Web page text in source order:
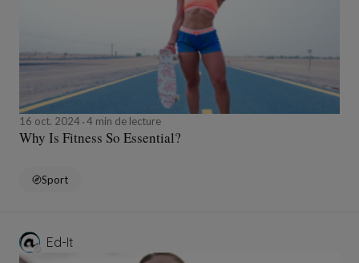
16 oct. 2024 4 min de lecture
Why Is Fitness So Essential?
Sport
Ed-It